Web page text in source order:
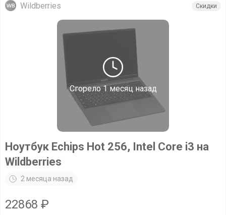
Сгорело1 месяц назад
Wildberries Скидки
Ноутбук Echips Hot 256, Intel Core i3 на
Wildberries
2 месяца назад
22868 ₽